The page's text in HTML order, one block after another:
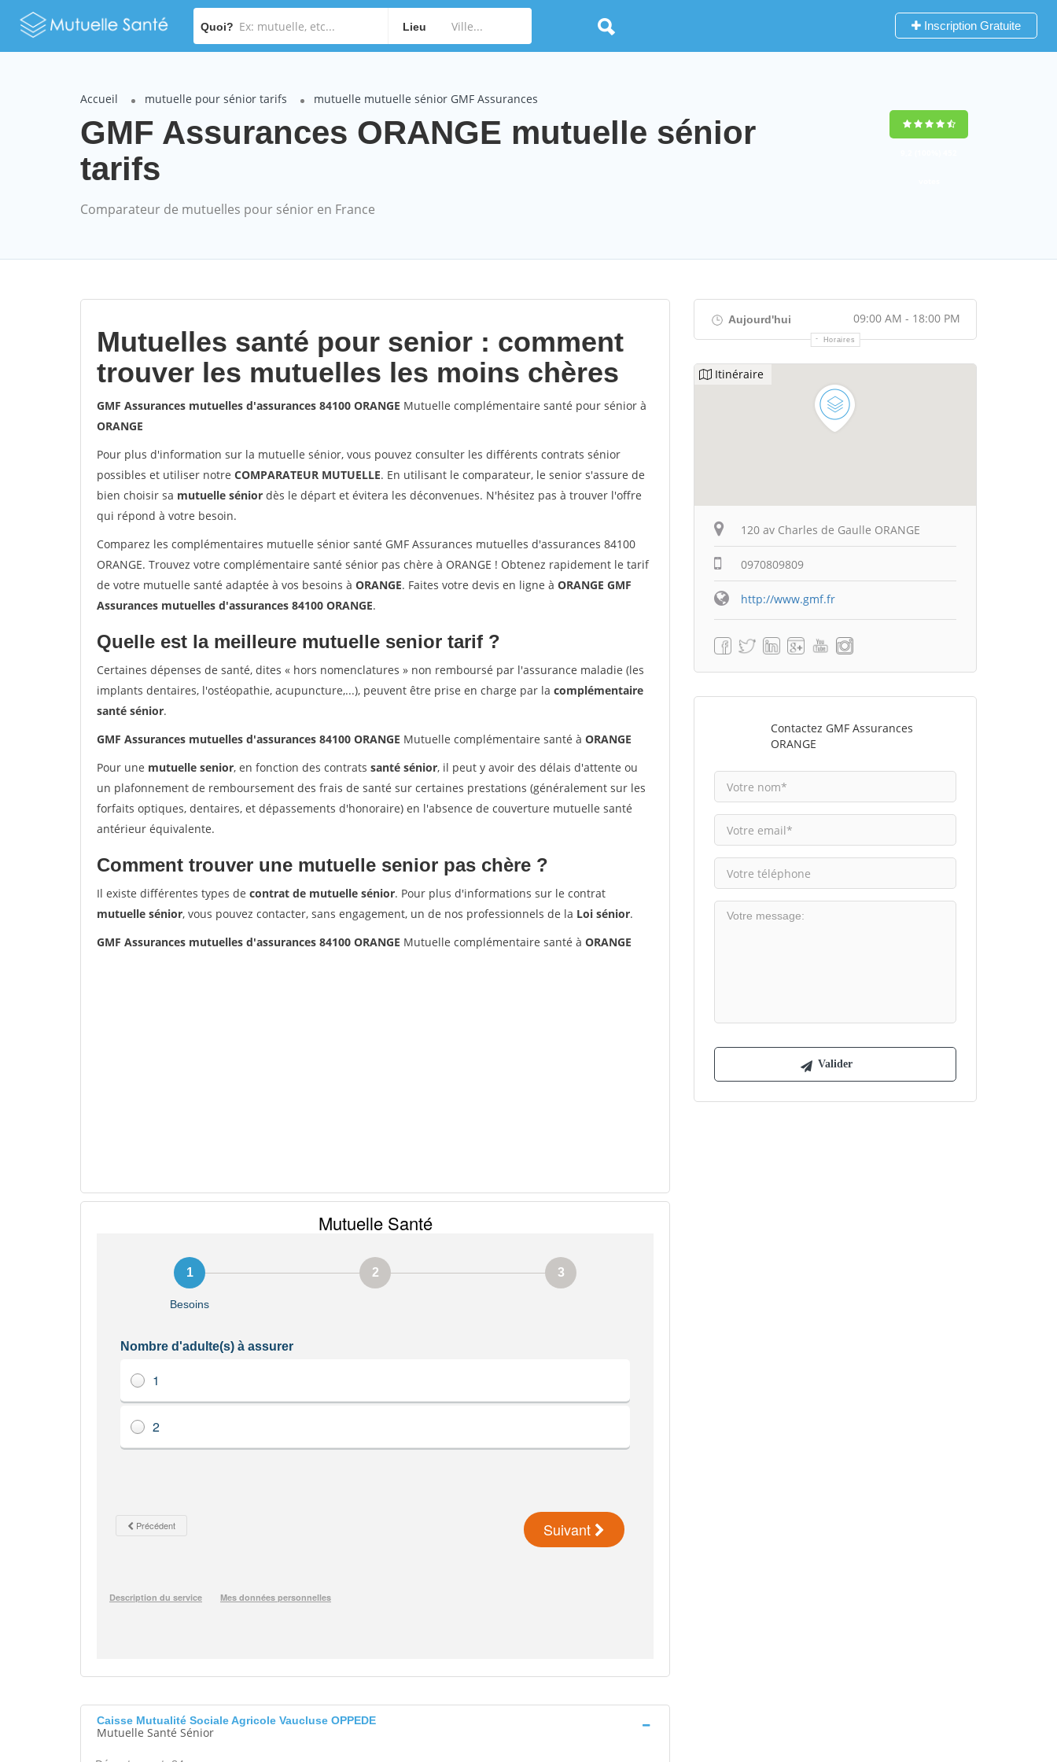
Quoi? Lieu Inscription Gratuite
Accueil mutuelle pour sénior tarifs mutuelle mutuelle sénior GMF Assurances
GMF Assurances ORANGE mutuelle sénior
tarifs
Comparateur de mutuelles pour sénior en France
Mutuelles santé pour senior : comment
trouver les mutuelles les moins chères
GMF Assurances mutuelles d'assurances 84100 ORANGE Mutuelle complémentaire santé pour sénior à
ORANGE
Pour plus d'information sur la mutuelle sénior, vous pouvez consulter les différents contrats sénior
possibles et utiliser notre COMPARATEUR MUTUELLE. En utilisant le comparateur, le senior s'assure de
bien choisir sa mutuelle sénior dès le départ et évitera les déconvenues. N'hésitez pas à trouver l'offre
qui répond à votre besoin.
Comparez les complémentaires mutuelle sénior santé GMF Assurances mutuelles d'assurances 84100
ORANGE. Trouvez votre complémentaire santé sénior pas chère à ORANGE ! Obtenez rapidement le tarif
de votre mutuelle santé adaptée à vos besoins à ORANGE. Faites votre devis en ligne à ORANGE GMF
Assurances mutuelles d'assurances 84100 ORANGE.
Quelle est la meilleure mutuelle senior tarif ?
Certaines dépenses de santé, dites « hors nomenclatures » non remboursé par l'assurance maladie (les
implants dentaires, l'ostéopathie, acupuncture,...), peuvent être prise en charge par la complémentaire
santé sénior.
GMF Assurances mutuelles d'assurances 84100 ORANGE Mutuelle complémentaire santé à ORANGE
Pour une mutuelle senior, en fonction des contrats santé sénior, il peut y avoir des délais d'attente ou
un plafonnement de remboursement des frais de santé sur certaines prestations (généralement sur les
forfaits optiques, dentaires, et dépassements d'honoraire) en l'absence de couverture mutuelle santé
antérieur équivalente.
Comment trouver une mutuelle senior pas chère ?
Il existe différentes types de contrat de mutuelle sénior. Pour plus d'informations sur le contrat
mutuelle sénior, vous pouvez contacter, sans engagement, un de nos professionnels de la Loi sénior.
GMF Assurances mutuelles d'assurances 84100 ORANGE Mutuelle complémentaire santé à ORANGE
Caisse Mutualité Sociale Agricole Vaucluse OPPEDE
Mutuelle Santé Sénior
Aujourd'hui 09:00 AM - 18:00 PM
Horaires
Itinéraire
120 av Charles de Gaulle ORANGE
0970809809
http://www.gmf.fr
Contactez GMF Assurances
ORANGE